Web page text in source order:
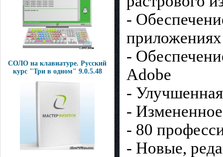
СОЛО на клавиатуре. Русский
курс "Три в одном" 9.0.5.48
-
-
Adobe
-
-
- 80
- Новые,